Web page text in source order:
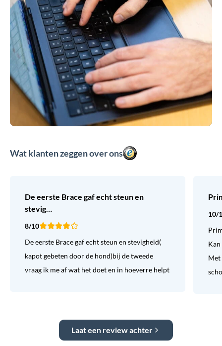
Wat klanten zeggen over ons
De eerste Brace gaf echt steun en
stevig…
8/10
De eerste Brace gaf echt steun en stevigheid(
kapot gebeten door de hond)bij de tweede
vraag ik me af wat het doet en in hoeverre helpt
10/
Met
Laat een review achter